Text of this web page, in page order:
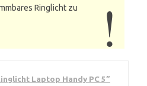
Ringlicht zu
Laptop Handy PC 5”